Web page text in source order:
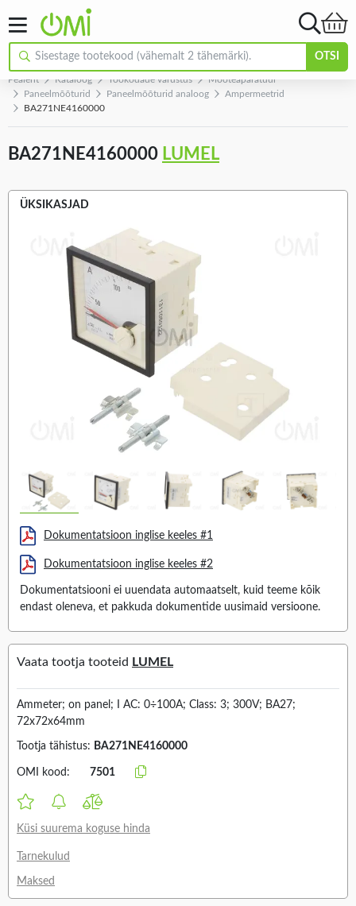
OTSI
Pealeht Kataloog Töökodade varustus
Mõõteaparatuur
Paneelmõõturid
Paneelmõõturid analoog
Ampermeetrid
BA271NE4160000
BA271NE4160000 LUMEL
ÜKSIKASJAD
Dokumentatsioon inglise keeles #1
Dokumentatsioon inglise keeles #2
Dokumentatsiooni ei uuendata automaatselt, kuid teeme kõik
endast oleneva, et pakkuda dokumentide uusimaid versioone.
Vaata tootja tooteid LUMEL
Ammeter; on panel; I AC: 0÷100A; Class: 3; 300V; BA27;
72x72x64mm
Tootja tähistus: BA271NE4160000
OMI kood: 7501
Küsi suurema koguse hinda
Tarnekulud
Maksed